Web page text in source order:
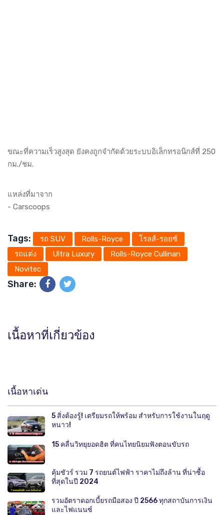
ขณะที่ความเร็วสูงสุด ยังคงถูกจำกัดด้วยระบบอิเล็กทรอนิกส์ที่ 250
กม./ชม.
แหล่งที่มาจาก
- Carscoops
Tags: รถ SUV Rolls-Royce
โรลส์-รอยซ์
รถแต่ง
Ultra Luxury
Rolls-Royce Cullinan
Novitec
Share:
เนื้อหาที่เกี่ยวข้อง
เนื้อหาเด่น
5 สิ่งต้องรู้! เตรียมรถให้พร้อม สำหรับการใช้งานในฤดู
หนาว!
15 คลื่นวิทยุยอดฮิต ที่คนไทยนิยมฟังตอนขับรถ
คุ้มชัวร์ รวม 7 รถยนต์ไฟฟ้า ราคาไม่ถึงล้าน ที่น่าซื้อ
ที่สุดในปี 2024
รวมอัตราดอกเบี้ยรถมือสอง ปี 2566 ทุกสถาบันการเงิน
และไฟแนนซ์